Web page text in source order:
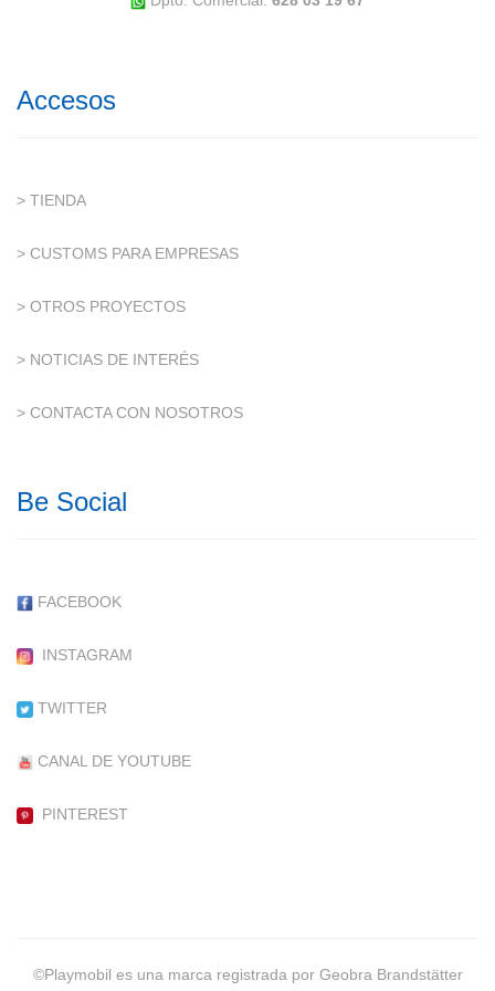
Accesos
> TIENDA
> CUSTOMS PARA EMPRESAS
> OTROS PROYECTOS
> NOTICIAS DE INTERÉS
> CONTACTA CON NOSOTROS
Be Social
FACEBOOK
INSTAGRAM
TWITTER
CANAL DE YOUTUBE
PINTEREST
©Playmobil es una marca registrada por Geobra Brandstätter